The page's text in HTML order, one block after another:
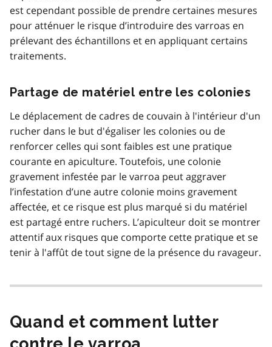
est cependant possible de prendre certaines mesures
pour atténuer le risque d’introduire des varroas en
prélevant des échantillons et en appliquant certains
traitements.
Partage de matériel entre les colonies
Le déplacement de cadres de couvain à l'intérieur d'un
rucher dans le but d'égaliser les colonies ou de
renforcer celles qui sont faibles est une pratique
courante en apiculture. Toutefois, une colonie
gravement infestée par le varroa peut aggraver
l’infestation d’une autre colonie moins gravement
affectée, et ce risque est plus marqué si du matériel
est partagé entre ruchers. L’apiculteur doit se montrer
attentif aux risques que comporte cette pratique et se
tenir à l'affût de tout signe de la présence du ravageur.
Quand et comment lutter